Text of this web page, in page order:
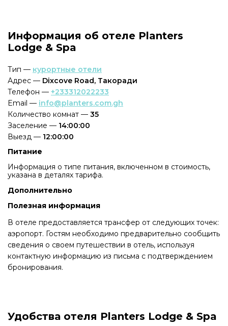
Информация об отеле Planters
Lodge & Spa
Тип — курортные отели
Адрес — Dixcove Road, Такоради
Телефон — +233312022233
Email — info@planters.com.gh
Количество комнат — 35
Заселение — 14:00:00
Выезд — 12:00:00
Питание
Информация о типе питания, включенном в стоимость,
указана в деталях тарифа.
Дополнительно
Полезная информация
В отеле предоставляется трансфер от следующих точек:
аэропорт. Гостям необходимо предварительно сообщить
сведения о своем путешествии в отель, используя
контактную информацию из письма с подтверждением
бронирования.
Удобства отеля Planters Lodge & Spa